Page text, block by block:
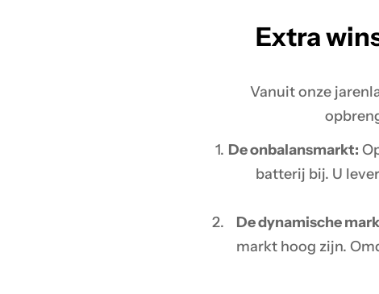
Extra
Vanuit onze
De onbalansmarkt:
batterij bij. U
De dynamische
markt hoog zijn.